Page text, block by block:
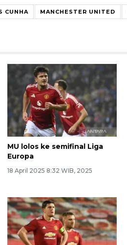
CUNHA MANCHESTER UNITED
MU lolos ke semifinal Liga
Europa
18 April 2025 8:32 WIB, 2025